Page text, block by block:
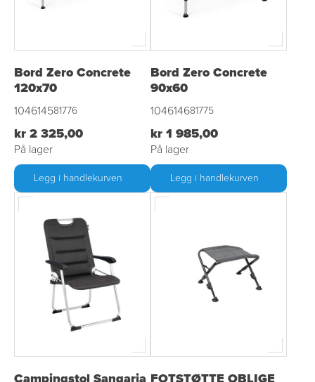
Bord Zero Concrete
120x70
104614581776
kr 2 325,00
På lager
Legg i handlekurven
Bord Zero Concrete
90x60
104614681775
kr 1 985,00
På lager
Legg i handlekurven